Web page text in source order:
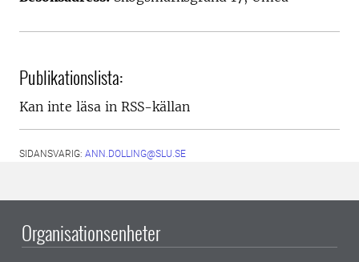
Publikationslista:
Kan inte läsa in RSS-källan
SIDANSVARIG: ANN.DOLLING@SLU.SE
Organisationsenheter